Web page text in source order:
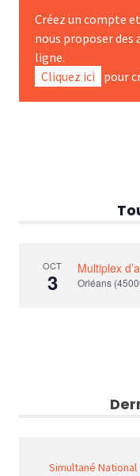
Créez un compte
nous proposer
ligne.
Cliquez ici
pour
OCT
3
Multiplex
Orléans
Simultané